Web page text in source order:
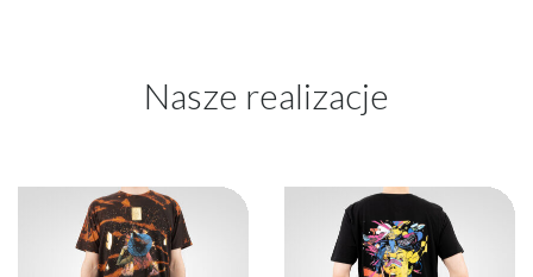
Nasze realizacje